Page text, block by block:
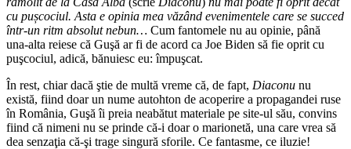
cu pușcociul. Asta e opinia mea văzând evenimentele care se succed
într-un ritm absolut nebun… Cum fantomele nu au opinie, până
una-alta reiese că Guşă ar fi de acord ca Joe Biden să fie oprit cu
puşcociul, adică, bănuiesc eu: împuşcat.
În rest, chiar dacă ştie de multă vreme că, de fapt, Diaconu nu
există, fiind doar un nume autohton de acoperire a propagandei ruse
în România, Guşă îi preia neabătut materiale pe site-ul său, convins
fiind că nimeni nu se prinde că-i doar o marionetă, una care vrea să
dea senzaţia că-şi trage singură sforile. Ce fantasme, ce iluzie!